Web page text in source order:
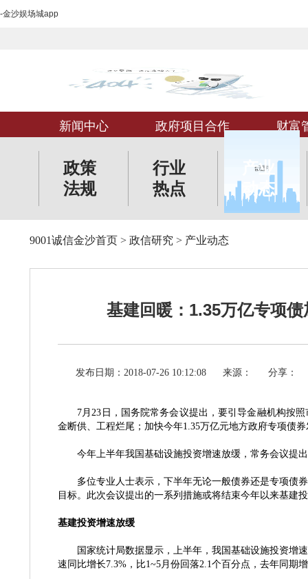
-金沙娱场城app
新闻中心 政府项目合作 财富
政策
法规
行业
热点
产业
动态
9001诚信金沙首页 > 政信研究 > 产业动态
基建回暖：1.35万亿专项
发布日期：2018-07-26 10:12:08 来源： 分享：
7月23日，国务院常务会议提出，要引导金融机构按
金断供、工程烂尾；加快今年1.35万亿元地方政府专项债
今年上半年我国基础设施投资增速放缓，常务会议提
多位专业人士表示，下半年无论一般债券还是专项债券
目标。此次会议提出的一系列措施或将结束今年以来基建
基建投资增速放缓
国家统计局数据显示，上半年，我国基础设施投资增速
速同比增长7.3%，比1~5月份回落2.1个百分点，去年同期